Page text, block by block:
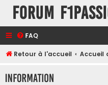
Forum
FAQ
Retour à l'accueil Accueil
Information